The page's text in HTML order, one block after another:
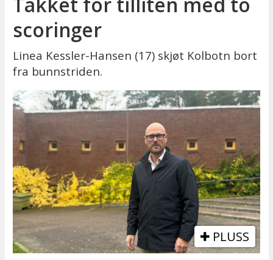
scoringer
Linea Kessler-Hansen (17) skjøt Kolbotn bort
fra bunnstriden.
PLUSS